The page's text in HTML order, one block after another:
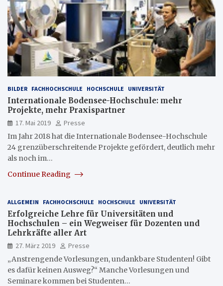
BILDER FACHHOCHSCHULE HOCHSCHULE UNIVERSITÄT
Internationale Bodensee-Hochschule: mehr
Projekte, mehr Praxispartner
17. Mai 2019
Presse
Im Jahr 2018 hat die Internationale Bodensee-Hochschule
24 grenzüberschreitende Projekte gefördert, deutlich mehr
als noch im…
Continue Reading
ALLGEMEIN FACHHOCHSCHULE HOCHSCHULE UNIVERSITÄT
Erfolgreiche Lehre für Universitäten und
Hochschulen – ein Wegweiser für Dozenten und
Lehrkräfte aller Art
27. März 2019
Presse
„Anstrengende Vorlesungen, undankbare Studenten! Gibt
es dafür keinen Ausweg?“ Manche Vorlesungen und
Seminare kommen bei Studenten…